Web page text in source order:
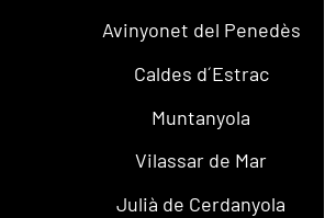
Avinyonet del Penedès
Caldes d´Estrac
Muntanyola
Vilassar de Mar
Julià de Cerdanyola